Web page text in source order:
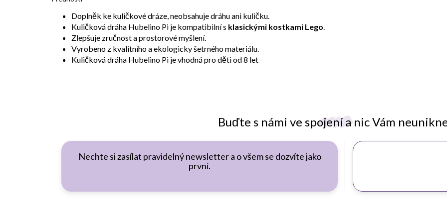
Buďte s námi ve spojení a nic Vám
Nechte si zasílat pravidelný newsletter a o všem se dozvíte jako
první.
Doplněk ke kuličkové dráze, neobsahuje dráhu ani kuličku.
Kuličková dráha Hubelino Pi je kompatibilní s klasickými kostkami Lego
Zlepšuje zručnost a prostorové myšlení.
Vyrobeno z kvalitního a ekologicky šetrného materiálu.
Kuličková dráha Hubelino Pi je vhodná pro děti od 8 let